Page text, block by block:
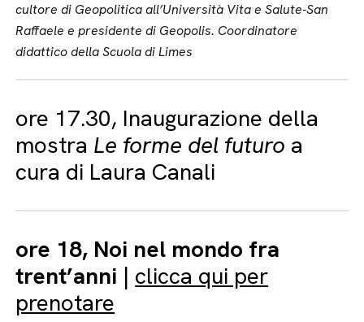
cultore di Geopolitica all’Università Vita e Salute-San
Raffaele e presidente di Geopolis. Coordinatore
didattico della Scuola di Limes
ore 17.30, Inaugurazione della
mostra Le forme del futuro a
cura di Laura Canali
ore 18, Noi nel mondo fra
trent’anni | clicca qui per
prenotare